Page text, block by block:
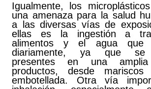
Igualmente, los
una amenaza para la salud
a las diversas vías de
ellas es la ingestión a
alimentos y el agua que
diariamente, ya que se
presentes en una
productos, desde
embotellada. Otra vía